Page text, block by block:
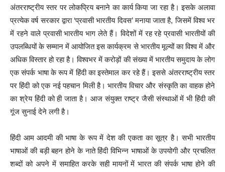
अंतरराष्ट्रीय स्तर पर लोकप्रिय बनाने का कार्य किया जा रहा है। इसके अलावा
प्रत्येक वर्ष सरकार द्वारा ‘प्रवासी भारतीय दिवस’ मनाया जाता है, जिसमें विश्व भर
में रहने वाले प्रवासी भारतीय भाग लेते हैं। विदेशों में रह रहे प्रवासी भारतीयों की
उपलब्धियों के सम्मान में आयोजित इस कार्यक्रम से भारतीय मूल्यों का विश्व में और
अधिक विस्तार हो रहा है। विश्‍वभर में करोड़ों की संख्‍या में भारतीय समुदाय के लोग
एक संपर्क भाषा के रूप में हिंदी का इस्‍तेमाल कर रहे हैं। इससे अंतरराष्ट्रीय स्‍तर
पर हिंदी को एक नई पहचान मिली है। भारतीय विचार और संस्‍कृति का वाहक होने
का श्रेय हिंदी को ही जाता है। आज संयुक्त राष्ट्र जैसी संस्थाओं में भी हिंदी की
गूंज सुनाई देने लगी है।
हिंदी आम आदमी की भाषा के रूप में देश की एकता का सूत्र है। सभी भारतीय
भाषाओं की बड़ी बहन होने के नाते हिंदी विभिन्न भाषाओं के उपयोगी और प्रचलित
शब्दों को अपने में समाहित करके सही मायनों में भारत की संपर्क भाषा होने की